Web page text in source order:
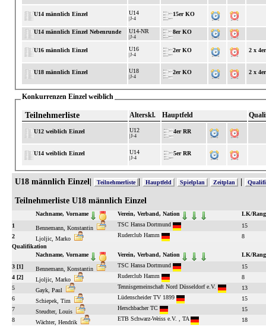
U14 männlich Einzel U14
|J-4
15er KO
U14 männlich Einzel Nebenrunde U14-NR
|J-4
8er KO
U16 männlich Einzel U16
|J-4
2er KO 2 x
U18 männlich Einzel U18
|J-4
2er KO 2 x
Konkurrenzen Einzel weiblich
Teilnehmerliste Alterskl. Hauptfeld
U12 weiblich Einzel U12
|J-4
4er RR
U14 weiblich Einzel U14
|J-4
5er RR
U18 männlich Einzel| Teilnehmerliste Hauptfeld Spielplan Zeitplan
Teilnehmerliste U18 männlich Einzel
Nachname, Vorname Verein, Verband, Nation
LK/
1
Bennemann, Konstantin
TSC Hansa Dortmund
15
2
Ljoljic, Marko
Ruderclub Hamm
8
Qualifikation
Nachname, Vorname
Verein, Verband, Nation
LK/
3 [1]
Bennemann, Konstantin
TSC Hansa Dortmund
15
4 [2]
Ljoljic, Marko
Ruderclub Hamm
8
5
Gayk, Paul
Tennisgemeinschaft Nord Düsseldorf e.V.
13
6
Schiepek, Tim
Lüdenscheider TV 1899
15
7
Steudter, Louis
Herschbacher TC
15
8
Wächter, Hendrik
ETB Schwarz-Weiss e.V. , TA 18